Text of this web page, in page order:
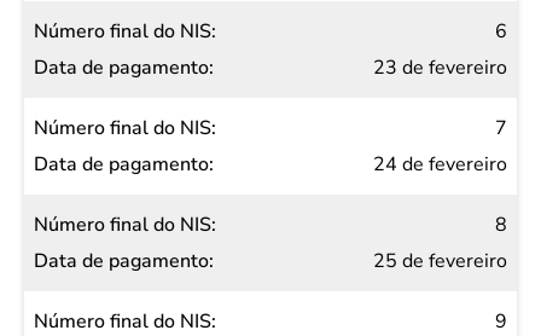
6
23 de fevereiro
7
24 de fevereiro
8
25 de fevereiro
9